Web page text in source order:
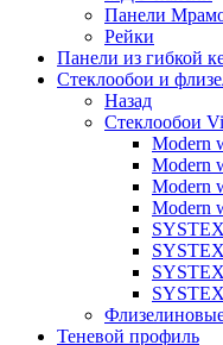
Панели
Рейки
Панели из гибкой
Стеклообои и
Назад
Стеклообои
Modern
Modern
Modern
Modern
Теневой профиль